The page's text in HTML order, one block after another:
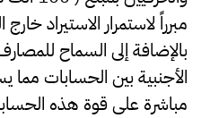
مبرراً لاستمرار الاستيراد
بالإضافة إلى السماح
الأجنبية بين الحسابات مما
مباشرة على قوة هذه